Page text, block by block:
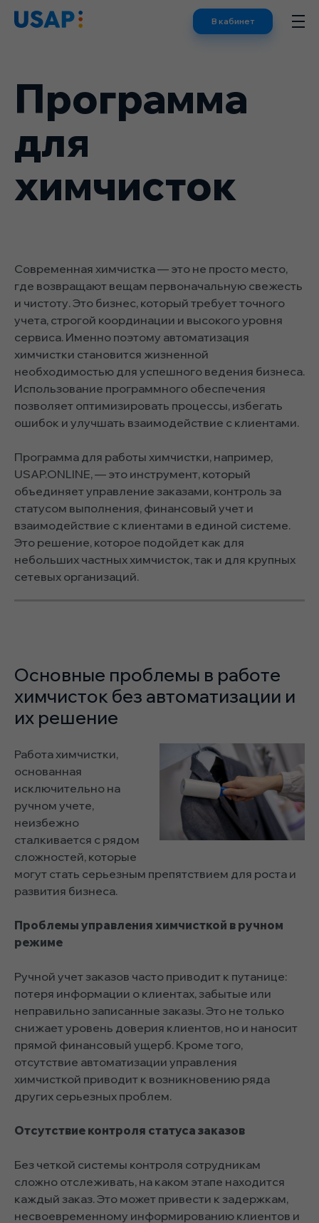
Skip
В кабинет
Программа
для
химчисток
Современная химчистка — это не просто место,
где возвращают вещам первоначальную свежесть
и чистоту. Это бизнес, который требует точного
учета, строгой координации и высокого уровня
сервиса. Именно поэтому автоматизация
химчистки становится жизненной
необходимостью для успешного ведения бизнеса.
Использование программного обеспечения
позволяет оптимизировать процессы, избегать
ошибок и улучшать взаимодействие с клиентами.
Программа для работы химчистки, например,
USAP.ONLINE, — это инструмент, который
объединяет управление заказами, контроль за
статусом выполнения, финансовый учет и
взаимодействие с клиентами в единой системе.
Это решение, которое подойдет как для
небольших частных химчисток, так и для крупных
сетевых организаций.
Основные проблемы в работе
химчисток без автоматизации и
их решение
Работа химчистки,
основанная
исключительно на
ручном учете,
неизбежно
сталкивается с рядом
сложностей, которые
могут стать серьезным препятствием для роста и
развития бизнеса.
Проблемы управления химчисткой в ручном
режиме
Ручной учет заказов часто приводит к путанице:
потеря информации о клиентах, забытые или
неправильно записанные заказы. Это не только
снижает уровень доверия клиентов, но и наносит
прямой финансовый ущерб. Кроме того,
отсутствие автоматизации управления
химчисткой приводит к возникновению ряда
других серьезных проблем.
Отсутствие контроля статуса заказов
Без четкой системы контроля сотрудникам
сложно отслеживать, на каком этапе находится
каждый заказ. Это может привести к задержкам,
несвоевременному информированию клиентов и